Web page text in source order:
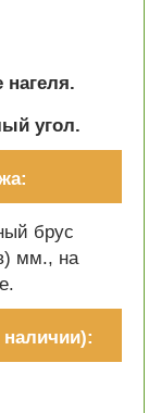
угол.
брус
мм., на
наличии):